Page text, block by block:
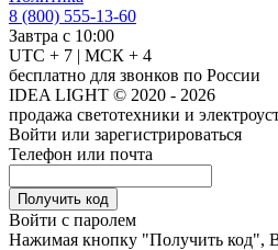
8 (800) 555-13-60
Завтра с 10:00
UTC + 7 | МСК + 4
бесплатно для звонков по России
IDEA LIGHT © 2020 - 2026
продажа светотехники и
Войти или зарегистрироваться
Телефон или почта
Получить код
Войти с паролем
Нажимая кнопку "Получить код",